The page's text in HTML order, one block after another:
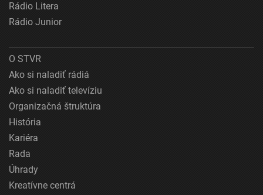
Rádio Litera
Rádio Junior
O STVR
Ako si naladiť rádiá
Ako si naladiť televíziu
Organizačná štruktúra
História
Kariéra
Rada
Úhrady
Kreatívne centrá